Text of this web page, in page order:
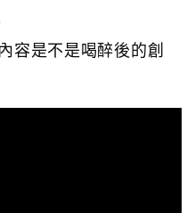
容是不是喝醉後的創